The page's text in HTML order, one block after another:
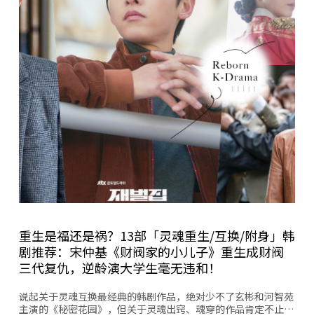
n
t
重生是福还是祸？13部「灵魂重生/互换/附身」韩
剧推荐：宋仲基《财阀家的小儿子》重生成财阀
三代复仇，逆龄演大学生毫无违和！
说起关于灵魂互换最经典的韩剧作品，绝对少不了玄彬和河智苑
主演的《秘密花园》，但关于灵魂出窍、魂穿的作品肯定不止…